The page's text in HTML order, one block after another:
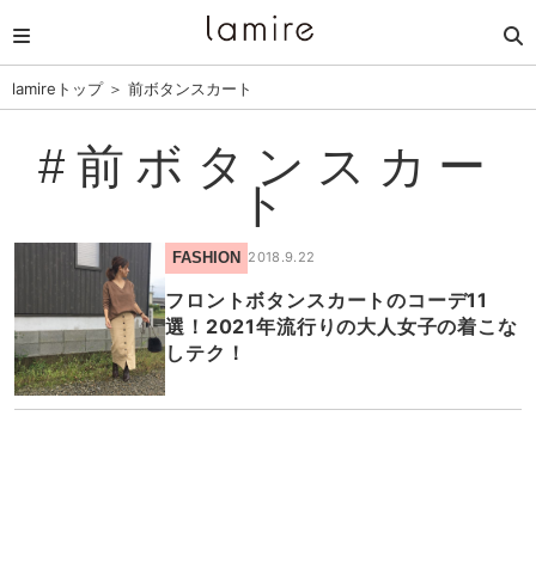
lamireトップ＞ 前ボタンスカート
#前ボタンスカー
ト
FASHION 2018.9.22
フロントボタンスカートのコーデ11
選！2021年流行りの大人女子の着こな
しテク！